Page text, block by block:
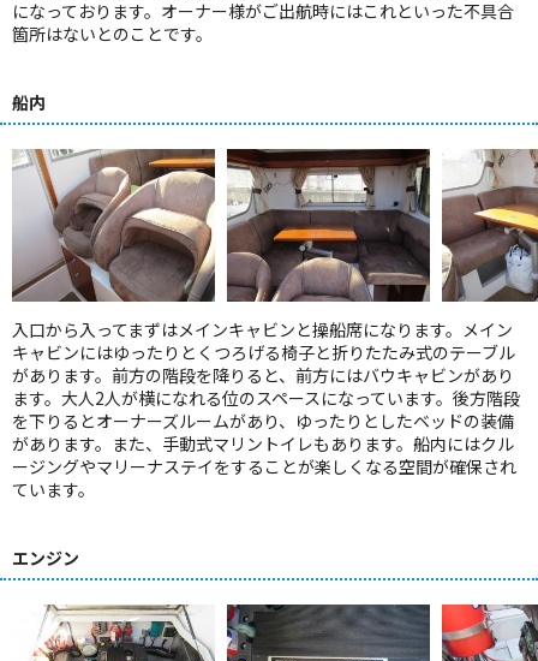
になっております。オーナー様がご出航時にはこれといった不具合
箇所はないとのことです。
船内
入口から入ってまずはメインキャビンと操船席になります。メイン
キャビンにはゆったりとくつろげる椅子と折りたたみ式のテーブル
があります。前方の階段を降りると、前方にはバウキャビンがあり
ます。大人2人が横になれる位のスペースになっています。後方階段
を下りるとオーナーズルームがあり、ゆったりとしたベッドの装備
があります。また、手動式マリントイレもあります。船内にはクル
ージングやマリーナステイをすることが楽しくなる空間が確保され
ています。
エンジン